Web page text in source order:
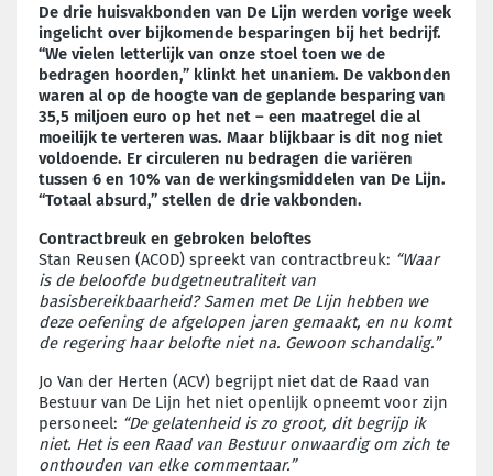
De drie huisvakbonden van De Lijn werden vorige week
ingelicht over bijkomende besparingen bij het bedrijf.
“We vielen letterlijk van onze stoel toen we de
bedragen hoorden,” klinkt het unaniem. De vakbonden
waren al op de hoogte van de geplande besparing van
35,5 miljoen euro op het net – een maatregel die al
moeilijk te verteren was. Maar blijkbaar is dit nog niet
voldoende. Er circuleren nu bedragen die variëren
tussen 6 en 10% van de werkingsmiddelen van De Lijn.
“Totaal absurd,” stellen de drie vakbonden.
Contractbreuk en gebroken beloftes
Stan Reusen (ACOD) spreekt van contractbreuk: “Waar
is de beloofde budgetneutraliteit van
basisbereikbaarheid? Samen met De Lijn hebben we
deze oefening de afgelopen jaren gemaakt, en nu komt
de regering haar belofte niet na. Gewoon schandalig.”
Jo Van der Herten (ACV) begrijpt niet dat de Raad van
Bestuur van De Lijn het niet openlijk opneemt voor zijn
personeel: “De gelatenheid is zo groot, dit begrijp ik
niet. Het is een Raad van Bestuur onwaardig om zich te
onthouden van elke commentaar.”